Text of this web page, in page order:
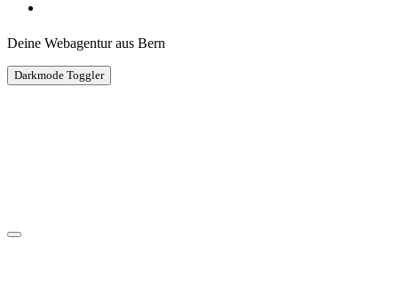
Deine Webagentur aus Bern
Darkmode Toggler